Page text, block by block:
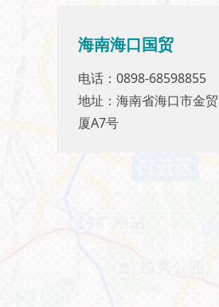
海南海口国贸
电话：0898-68598855
地址：海南省海口市金
厦A7号
海南海口国贸
电话：0898-68598855
地址：海南省海口市金
厦A7号